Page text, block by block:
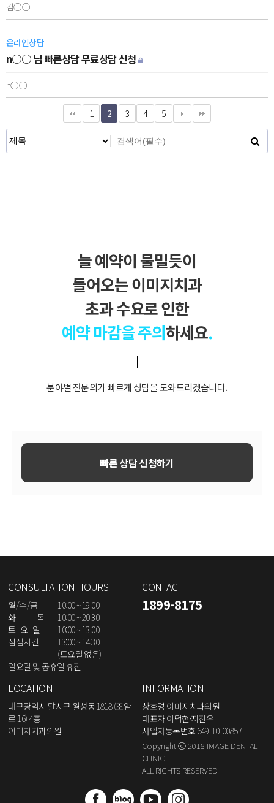
김○○
온라인상담
n○○ 님 빠른상담 무료상담 신청
n○○
1 2 3 4 5
늘 예약이 물밀듯이
들어오는 이미지치과
초과 수요로 인한
예약 마감을 주의하세요.
분야별 전문의가 빠르게 상담을 도와드리겠습니다.
빠른 상담 신청하기
CONSULTATION HOURS
월/수/금
10:00 ~ 19:00
화 목
10:00 ~ 20:30
토 요 일
10:00 ~ 13:00
점심시간
13:00 ~ 14:30
(토요일 없음)
일요일 및 공휴일 휴진
CONTACT
1899-8175
LOCATION
대구광역시 달서구 월성동 1818 (조암
로 16) 4층
이미지치과의원
INFORMATION
상호명 이미지치과의원
대표자 이덕현·지진우
사업자등록번호 649-10-00857
Copyright ⓒ 2018 IMAGE DENTAL
CLINIC
ALL RIGHTS RESERVED